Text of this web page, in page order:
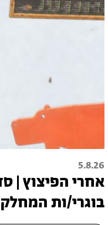
5.8.26
אחרי הפיצוץ |
בוגרי/ות